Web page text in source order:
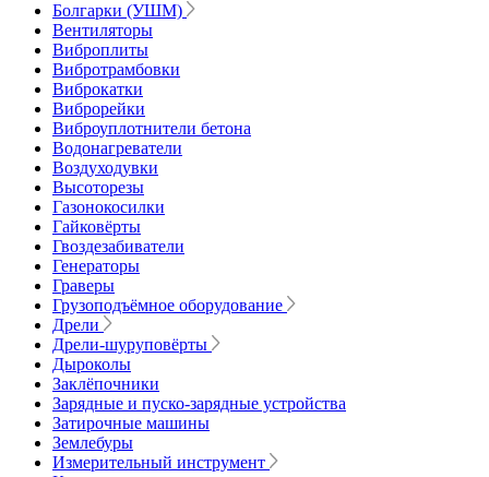
Болгарки (УШМ)
Вентиляторы
Виброплиты
Вибротрамбовки
Виброкатки
Виброрейки
Виброуплотнители бетона
Водонагреватели
Воздуходувки
Высоторезы
Газонокосилки
Гайковёрты
Гвоздезабиватели
Генераторы
Граверы
Грузоподъёмное оборудование
Дрели
Дрели-шуруповёрты
Дыроколы
Заклёпочники
Зарядные и пуско-зарядные устройства
Затирочные машины
Землебуры
Измерительный инструмент